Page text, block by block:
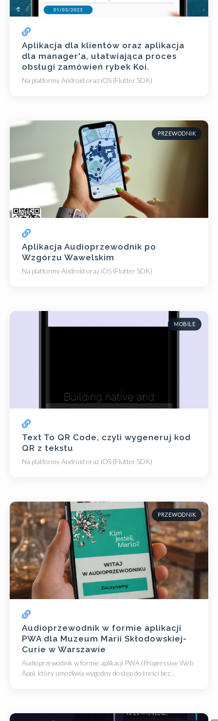
Aplikacja dla klientów oraz aplikacja
dla manager'a, ułatwiająca proces
obsługi zamówień rybek Koi.
Na platformy Android oraz iOS (Flutter SDK)
PRZEWODNIK
Aplikacja Audioprzewodnik po
Wzgórzu Wawelskim
Na platformy Android oraz iOS (Flutter SDK)
MOBILE
Text To QR Code, czyli wygeneruj kod
QR z tekstu
Na platformy Android oraz iOS (Flutter SDK)
PRZEWODNIK
Audioprzewodnik w formie aplikacji
PWA dla Muzeum Marii Skłodowskiej-
Curie w Warszawie
Audioprzewodnik w formie aplikacji PWA (Progressive Web
App), który umożliwia wygodny dostęp do treści bez